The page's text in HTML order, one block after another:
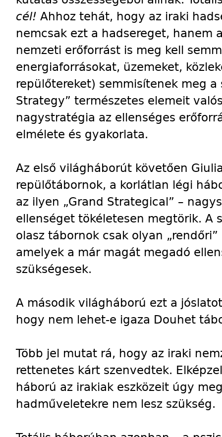
cél! Ahhoz tehát, hogy az iraki
nemcsak ezt a hadsereget, hanem
nemzeti erőforrást is meg kell
energiaforrásokat, üzemeket,
repülőtereket) semmisítenek meg a
Strategy” természetes elemeit
nagystratégia az ellenséges
elmélete és gyakorlata.
Az első világháborút követően
repülőtábornok, a korlátlan légi
az ilyen „Grand Strategical” –
ellenséget tökéletesen megtörik. A
olasz tábornok csak olyan
amelyek a már magát megadó
szükségesek.
A második világháború ezt a
hogy nem lehet-e igaza Douhet
Több jel mutat rá, hogy az iraki
rettenetes kárt szenvedtek.
háború az irakiak eszközeit úgy
hadműveletekre nem lesz szükség.